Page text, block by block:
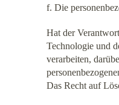
f. Die
Hat der
Technologie und
verarbeiten,
Das Recht auf